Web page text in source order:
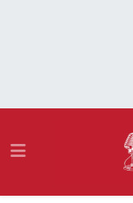
Namaz